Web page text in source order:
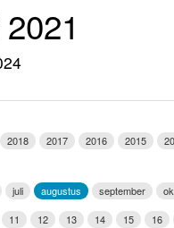
Programma's
2018 2017 2016 2015
juli augustus september
11 12 13 14 15 16